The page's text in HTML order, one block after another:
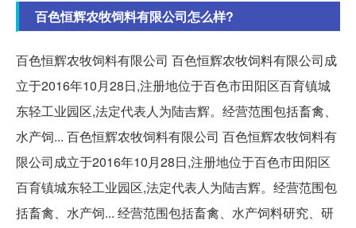
百色恒辉农牧饲料有限公司怎么样?
百色恒辉农牧饲料有限公司 百色恒辉农牧饲料有限公司成
立于2016年10月28日,注册地位于百色市田阳区百育镇城
东轻工业园区,法定代表人为陆吉辉。经营范围包括畜禽、
水产饲... 百色恒辉农牧饲料有限公司 百色恒辉农牧饲料有
限公司成立于2016年10月28日,注册地位于百色市田阳区
百育镇城东轻工业园区,法定代表人为陆吉辉。经营范围包
括畜禽、水产饲... 经营范围包括畜禽、水产饲料研究、研